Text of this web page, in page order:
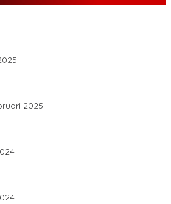
2025